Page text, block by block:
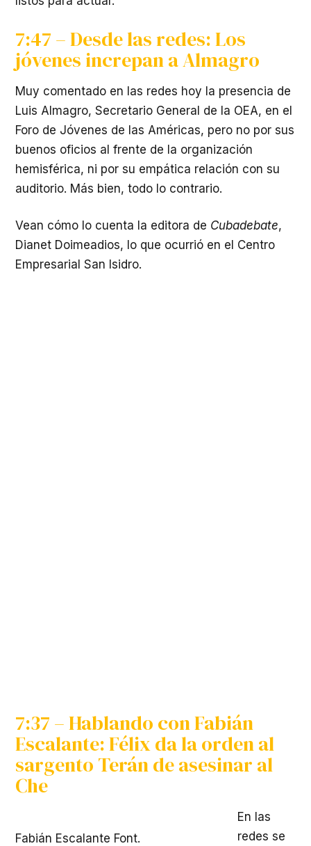
7:47 – Desde las redes: Los
jóvenes increpan a Almagro
Muy comentado en las redes hoy la presencia de
Luis Almagro, Secretario General de la OEA, en el
Foro de Jóvenes de las Américas, pero no por sus
buenos oficios al frente de la organización
hemisférica, ni por su empática relación con su
auditorio. Más bien, todo lo contrario.
Vean cómo lo cuenta la editora de Cubadebate,
Dianet Doimeadios, lo que ocurrió en el Centro
Empresarial San Isidro.
7:37 – Hablando con Fabián
Escalante: Félix da la orden al
sargento Terán de asesinar al
Che
Fabián Escalante Font.
En las
redes se